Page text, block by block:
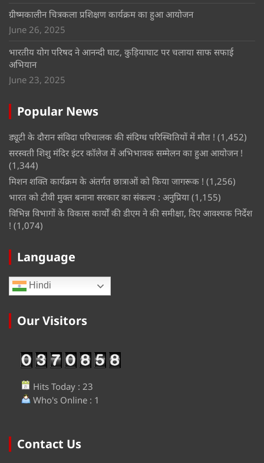
ग्रीष्मकालीन चित्रकला प्रशिक्षण कार्यक्रम का हुआ आयोजन
June 26, 2025
भारतीय योग परिषद ने आनन्दी घाट, कुड़ियाघाट पर चलाया साफ सफाई
अभियान
June 23, 2025
Popular News
ड्यूटी के दौरान संविदा परिचालक की संदिग्ध परिस्थितियों में मौत ! (1,452)
सरस्वती शिशु मंदिर इंटर कॉलेज में अभिभावक सम्मेलन का हुआ आयोजन !
(1,344)
मिशन शक्ति कार्यक्रम के अंतर्गत छात्राओं को किया जागरूक ! (1,256)
भारत को टीवी मुक्त बनाना सरकार का संकल्प : अनुप्रिया (1,155)
विभिन्न विभागों के विकास कार्यों की डीएम ने की समीक्षा, दिए आवश्यक निर्देश
! (1,074)
Language
Hindi
Our Visitors
Hits Today : 23
Who's Online : 1
Contact Us